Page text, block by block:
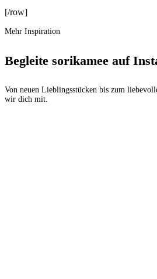
[/row]
Mehr Inspiration
Begleite sorikamee auf
Von neuen Lieblingsstücken bis zum
wir dich mit.